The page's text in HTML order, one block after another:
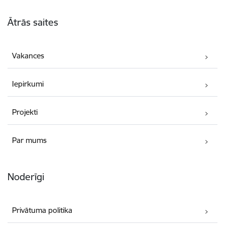
Ātrās saites
Vakances
Iepirkumi
Projekti
Par mums
Noderīgi
Privātuma politika